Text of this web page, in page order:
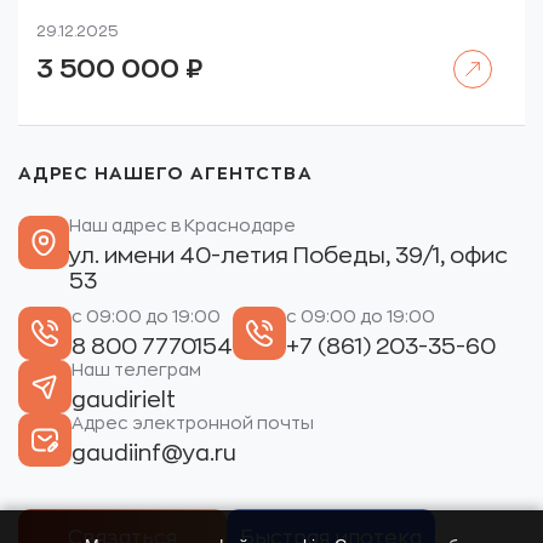
29.12.2025
3 500 000 ₽
АДРЕС НАШЕГО АГЕНТСТВА
Наш адрес в Краснодаре
ул. имени 40-летия Победы, 39/1, офис
53
с 09:00 до 19:00
8 800 7770154
с 09:00 до 19:00
+7 (861) 203-35-60
Наш телеграм
gaudirielt
Адрес электронной почты
gaudiinf@ya.ru
Связаться Быстрая ипотека